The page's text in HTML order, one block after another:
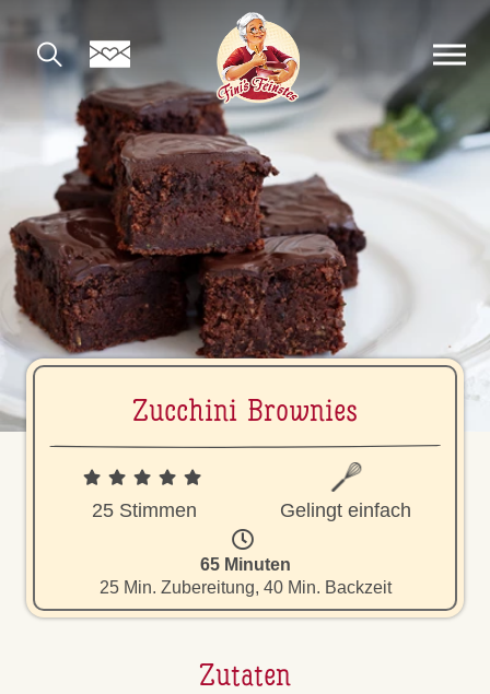
Zucchini Brownies
25 Stimmen Gelingt einfach
65 Minuten
25 Min. Zubereitung, 40 Min. Backzeit
Zutaten